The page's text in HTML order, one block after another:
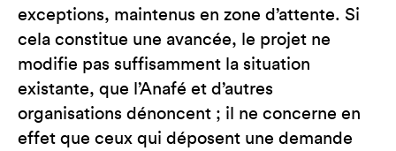
exceptions, maintenus en zone d’attente. Si
cela constitue une avancée, le projet ne
modifie pas suffisamment la situation
existante, que l’Anafé et d’autres
organisations dénoncent ; il ne concerne en
effet que ceux qui déposent une demande